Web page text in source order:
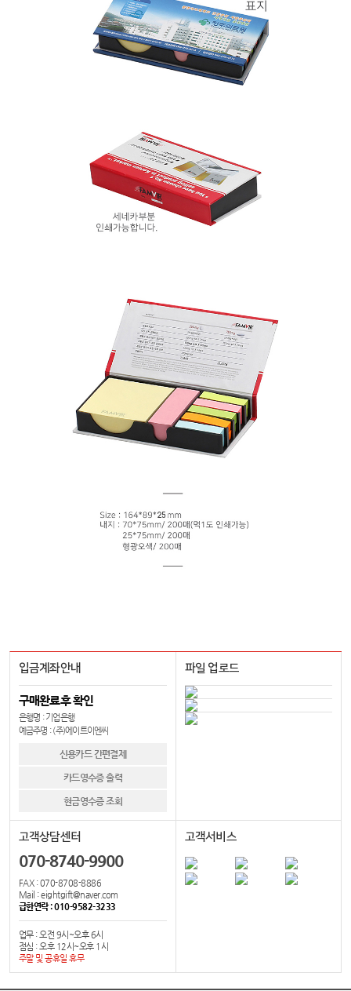
입금계좌안내
구매완료후 확인
은행명 : 기업은행
예금주명 : (주)에이트이엔씨
신용카드 간편결제
카드영수증 출력
현금영수증 조회
파일 업로드
고객상담센터
070-8740-9900
FAX : 070-8708-8886
Mail : eightgift@naver.com
급한연락 : 010-9582-3233
업무 : 오전 9시~오후 6시
점심 : 오후 12시~오후 1시
주말 및 공휴일 휴무
고객서비스